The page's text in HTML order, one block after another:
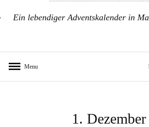
Ein lebendiger Adventskalender in
Menu
1. Dezember